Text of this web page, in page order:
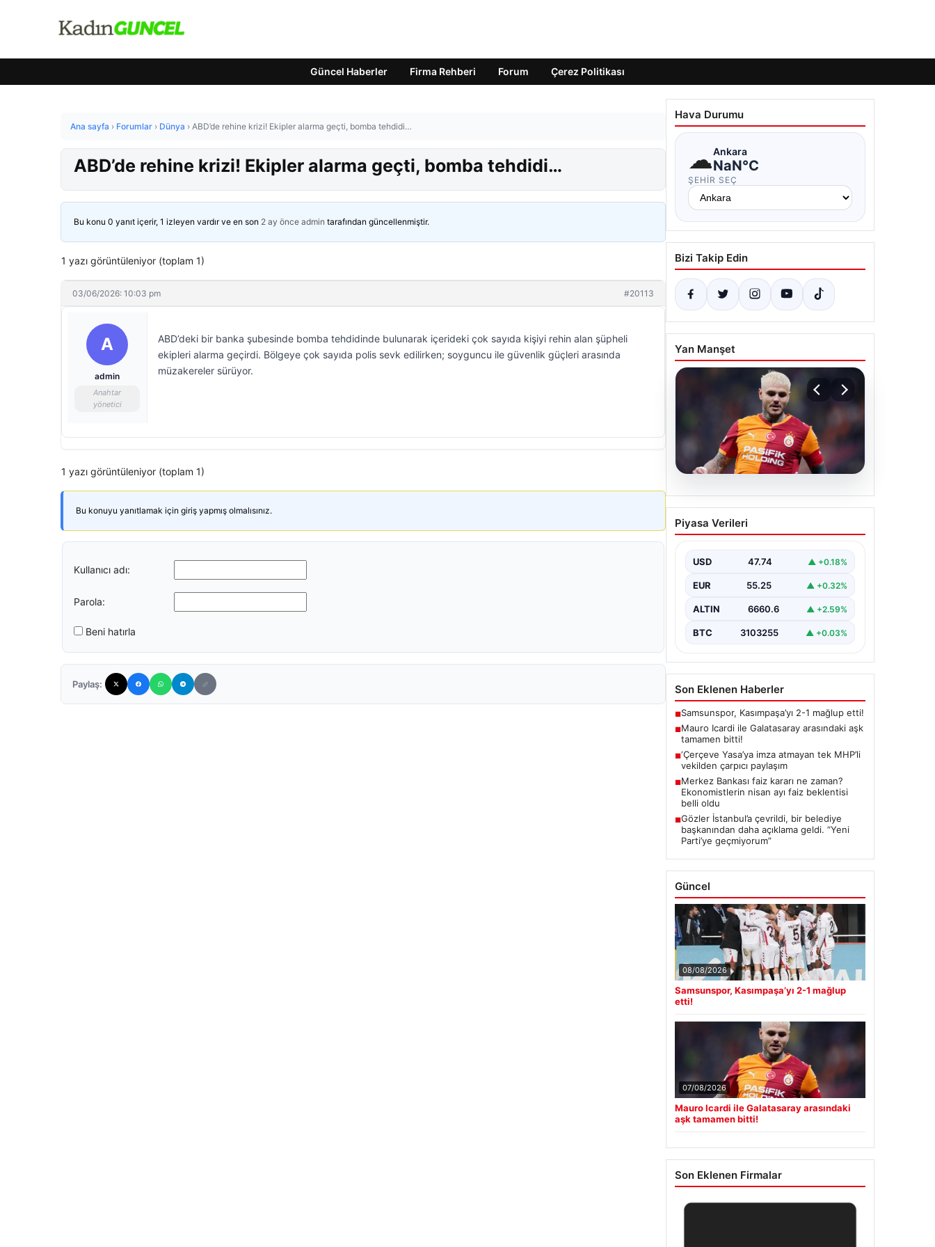
Güncel Haberler Firma Rehberi Forum Çerez Politikası
Ana sayfa › Forumlar › Dünya › ABD’de rehine krizi! Ekipler alarma geçti, bomba tehdidi…
ABD’de rehine krizi! Ekipler alarma geçti, bomba tehdidi…
Bu konu 0 yanıt içerir, 1 izleyen vardır ve en son 2 ay önce admin tarafından güncellenmiştir.
1 yazı görüntüleniyor (toplam 1)
03/06/2026: 10:03 pm #20113
A
admin
Anahtar
yönetici
ABD’deki bir banka şubesinde bomba tehdidinde bulunarak içerideki çok sayıda kişiyi rehin alan şüpheli
ekipleri alarma geçirdi. Bölgeye çok sayıda polis sevk edilirken; soyguncu ile güvenlik güçleri arasında
müzakereler sürüyor.
1 yazı görüntüleniyor (toplam 1)
Bu konuyu yanıtlamak için giriş yapmış olmalısınız.
Kullanıcı adı:
Parola:
Beni hatırla
Paylaş:
Hava Durumu
☁Ankara
NaN°C
ŞEHIR SEÇ
Bizi Takip Edin
Yan Manşet
07.08.2026
Mauro Icardi ile
Galatasaray arasındaki
Piyasa Verileri
USD 47.74 ▲ +0.18%
EUR 55.25 ▲ +0.32%
ALTIN 6660.6 ▲ +2.59%
BTC 3103255 ▲ +0.03%
Son Eklenen Haberler
■Samsunspor, Kasımpaşa’yı 2-1 mağlup etti!
■Mauro Icardi ile Galatasaray arasındaki aşk
tamamen bitti!
■‘Çerçeve Yasa’ya imza atmayan tek MHP’li
vekilden çarpıcı paylaşım
■Merkez Bankası faiz kararı ne zaman?
Ekonomistlerin nisan ayı faiz beklentisi
belli oldu
■Gözler İstanbul’a çevrildi, bir belediye
başkanından daha açıklama geldi. “Yeni
Parti’ye geçmiyorum”
Güncel
08/08/2026
Samsunspor, Kasımpaşa’yı 2-1 mağlup
etti!
07/08/2026
Mauro Icardi ile Galatasaray arasındaki
aşk tamamen bitti!
Son Eklenen Firmalar